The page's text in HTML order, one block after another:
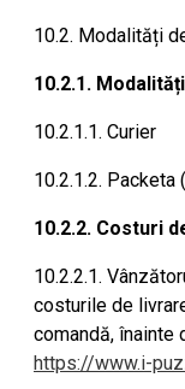
10.2. Modalități
10.2.1.
10.2.1.1. Curier
10.2.1.2.
10.2.2. Costuri
10.2.2.1.
costurile de
comandă, înainte
https://www.i-